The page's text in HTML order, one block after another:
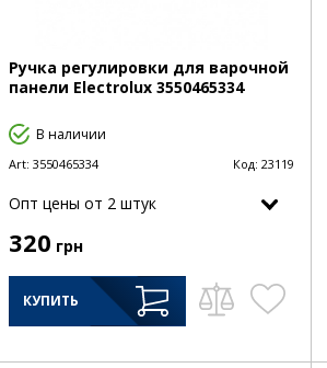
Ручка регулировки для варочной
панели Electrolux 3550465334
В наличии
Art: 3550465334 Код: 23119
Опт цены от 2 штук
320 грн
КУПИТЬ